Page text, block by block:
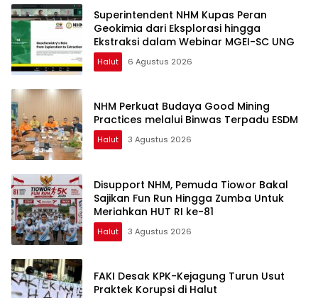
Superintendent NHM Kupas Peran
Geokimia dari Eksplorasi hingga
Ekstraksi dalam Webinar MGEI-SC UNG
Halut 6 Agustus 2026
NHM Perkuat Budaya Good Mining
Practices melalui Binwas Terpadu ESDM
Halut 3 Agustus 2026
Disupport NHM, Pemuda Tiowor Bakal
Sajikan Fun Run Hingga Zumba Untuk
Meriahkan HUT RI ke-81
Halut 3 Agustus 2026
FAKI Desak KPK-Kejagung Turun Usut
Praktek Korupsi di Halut